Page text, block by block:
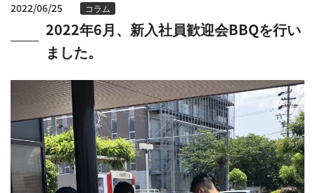
2022/06/25 コラム
2022年6月、新入社員歓迎会BBQを行い
ました。